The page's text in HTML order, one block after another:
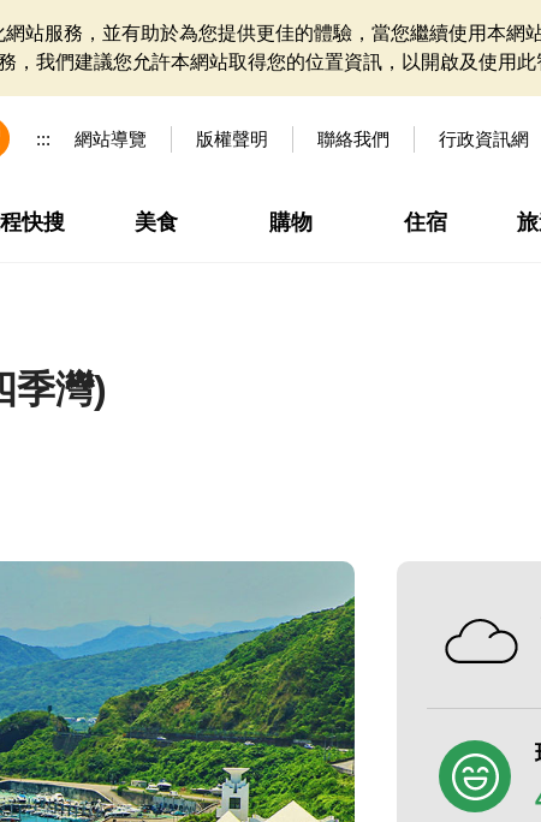
站服務，並有助於為您提供更佳的體驗，當您繼續使用本網
，我們建議您允許本網站取得您的位置資訊，以開啟及使用此
::: 網站導覽 版權聲明 聯絡我們 行政資訊網
快搜 美食 購物 住宿
季灣)